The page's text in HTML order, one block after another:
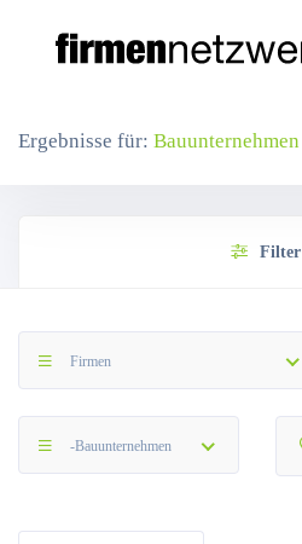
Ergebnisse für: Bauunternehmen
Filter
Firmen
-Bauunternehmen